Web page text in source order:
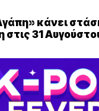
κάνει
στις 31